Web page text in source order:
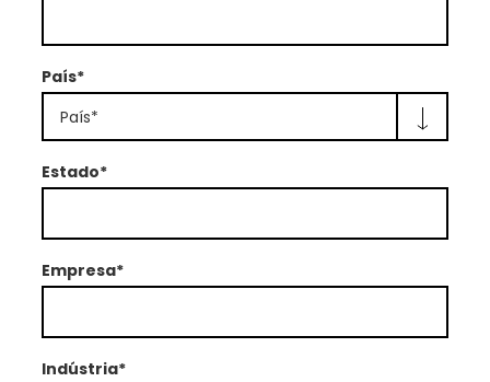
País*
País*
Estado*
Empresa*
Indústria*